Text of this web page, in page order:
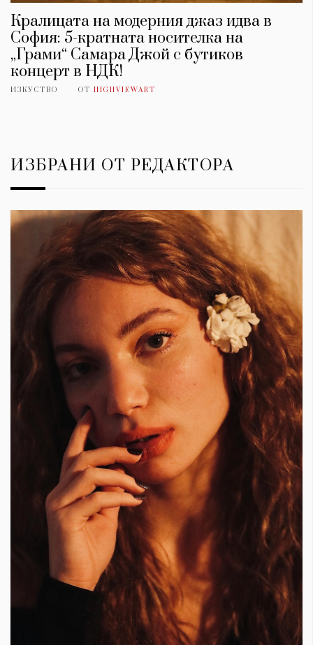
Кралицата на модерния джаз идва в
София: 5-кратната носителка на
„Грами“ Самара Джой с бутиков
концерт в НДК!
ИЗКУСТВО ОТ HIGHVIEWART
ИЗБРАНИ ОТ РЕДАКТОРА
КАТЕГОРИИ
Wine&Dine
Подкасти
Dialogue
Цветно
Гурме
Пътувай
ЗА НАС
Условия за
ползване
За нас
Реклама
Политика за
поверителност
ModerenDom
СЛЕДВАЙТЕ НИ
Facebook Instagram Twitter
Pinterest
YouTube
Spotify Soundcloud
Ако нашият сайт ви харесва, можете да се абонирате за
седмичния ни нюзлетър тук:
© 2026, HighViewArt | Всички права запазени